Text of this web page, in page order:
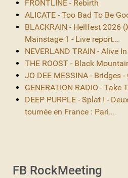
FRONTLINE - Rebirth
ALICATE - Too Bad To Be
BLACKRAIN - Hellfest 2026
Mainstage 1 - Live report...
NEVERLAND TRAIN - Alive
THE ROOST - Black
JO DEE MESSINA - Bridges
GENERATION RADIO - Take
DEEP PURPLE - Splat ! -
tournée en France : Pari...
FB RockMeeting